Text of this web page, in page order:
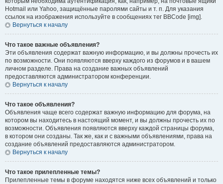
Hotmail или Yahoo, защищённые паролями сайты и т. п. Для указания
ссылок на изображения используйте в сообщениях тег BBCode [img].
Вернуться к началу
Что такое важные объявления?
Эти объявления содержат важную информацию, и вы должны прочесть их
по возможности. Они появляются вверху каждого из форумов и в вашем
личном разделе. Права на создание важных объявлений
предоставляются администратором конференции.
Вернуться к началу
Что такое объявления?
Объявления чаще всего содержат важную информацию для форума, на
котором вы находитесь в настоящий момент, и вы должны прочесть их по
возможности. Объявления появляются вверху каждой страницы форума,
в котором они созданы. Так же, как и с важными объявлениями, права на
создание объявлений предоставляются администратором.
Вернуться к началу
Что такое прилепленные темы?
Прилепленные темы в форуме находятся ниже всех объявлений и только